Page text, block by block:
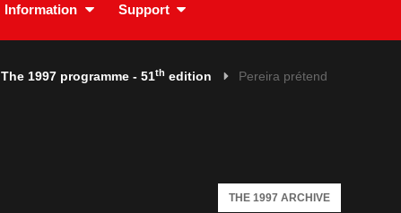
Information Support
The 1997 programme - 51th edition Pereira prétend
THE 1997 ARCHIVE